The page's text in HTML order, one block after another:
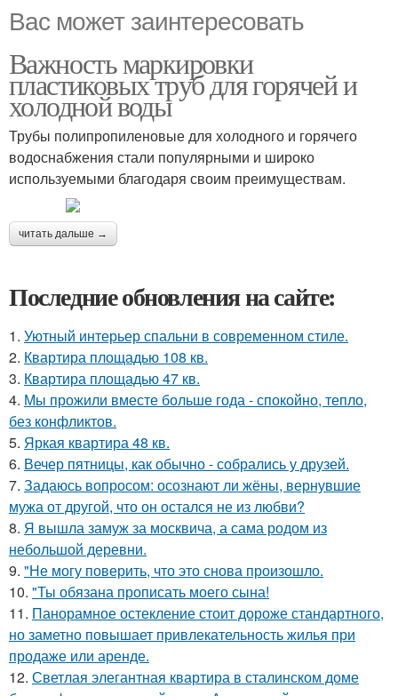
Вас может заинтересовать
Важность маркировки
пластиковых труб для горячей и
холодной воды
Трубы полипропиленовые для холодного и горячего
водоснабжения стали популярными и широко
используемыми благодаря своим преимуществам.
читать дальше →
Последние обновления на сайте:
1. Уютный интерьер спальни в современном стиле.
2. Квартира площадью 108 кв.
3. Квартира площадью 47 кв.
4. Мы прожили вместе больше года - спокойно, тепло,
без конфликтов.
5. Яркая квартира 48 кв.
6. Вечер пятницы, как обычно - собрались у друзей.
7. Задаюсь вопросом: осознают ли жёны, вернувшие
мужа от другой, что он остался не из любви?
8. Я вышла замуж за москвича, а сама родом из
небольшой деревни.
9. "Не могу поверить, что это снова произошло.
10. "Ты обязана прописать моего сына!
11. Панорамное остекление стоит дороже стандартного,
но заметно повышает привлекательность жилья при
продаже или аренде.
12. Светлая элегантная квартира в сталинском доме